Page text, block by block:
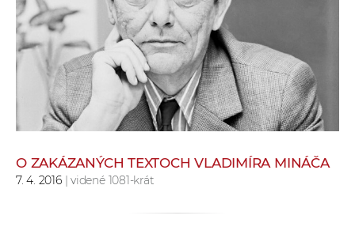
r
a
c
o
n
O ZAKÁZANÝCH TEXTOCH VLADIMÍRA MINÁČA
7. 4. 2016| videné 1081-krát